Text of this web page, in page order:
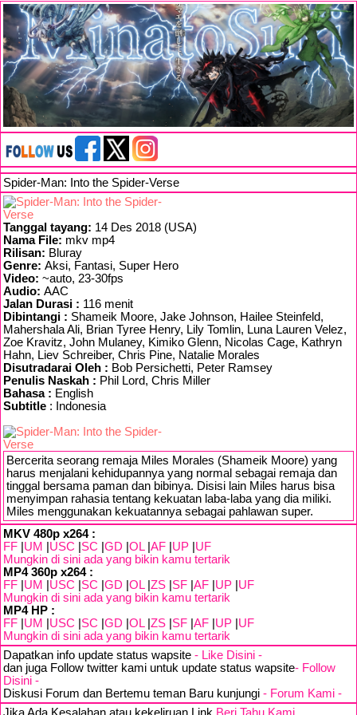
Spider-Man: Into the Spider-Verse
Tanggal tayang: 14 Des 2018 (USA)
Nama File: mkv mp4
Rilisan: Bluray
Genre: Aksi, Fantasi, Super Hero
Video: ~auto, 23-30fps
Audio: AAC
Jalan Durasi : 116 menit
Dibintangi : Shameik Moore, Jake Johnson, Hailee Steinfeld,
Mahershala Ali, Brian Tyree Henry, Lily Tomlin, Luna Lauren Velez,
Zoe Kravitz, John Mulaney, Kimiko Glenn, Nicolas Cage, Kathryn
Hahn, Liev Schreiber, Chris Pine, Natalie Morales
Disutradarai Oleh : Bob Persichetti, Peter Ramsey
Penulis Naskah : Phil Lord, Chris Miller
Bahasa : English
Subtitle : Indonesia
Bercerita seorang remaja Miles Morales (Shameik Moore) yang
harus menjalani kehidupannya yang normal sebagai remaja dan
tinggal bersama paman dan bibinya. Disisi lain Miles harus bisa
menyimpan rahasia tentang kekuatan laba-laba yang dia miliki.
Miles menggunakan kekuatannya sebagai pahlawan super.
MKV 480p x264 :
FF UM USC SC GD OL| AF UP UF
Mungkin di sini ada yang bikin kamu tertarik
MP4 360p x264 :
FF UM USC SC GD OL| ZS SF AF UP UF
Mungkin di sini ada yang bikin kamu tertarik
MP4 HP :
FF UM USC SC GD OL| ZS SF AF UP UF
Mungkin di sini ada yang bikin kamu tertarik
Dapatkan info update status wapsite - Like Disini -
dan juga Follow twitter kami untuk update status wapsite- Follow
Disini -
Diskusi Forum dan Bertemu teman Baru kunjungi - Forum Kami -